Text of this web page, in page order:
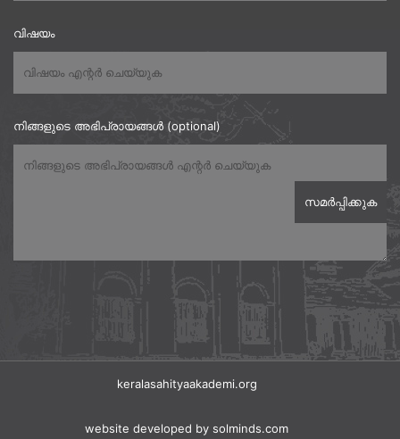
വിഷയം
നിങ്ങളുടെ അഭിപ്രായങ്ങൾ (optional)
keralasahityaakademi.org
website developed by solminds.com